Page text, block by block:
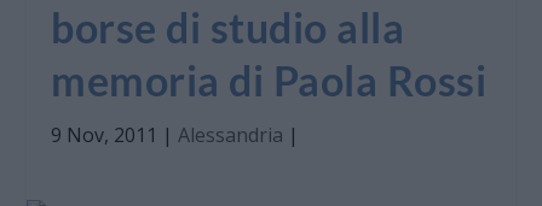
borse di studio alla
memoria di Paola Rossi
9 Nov, 2011 |Alessandria |